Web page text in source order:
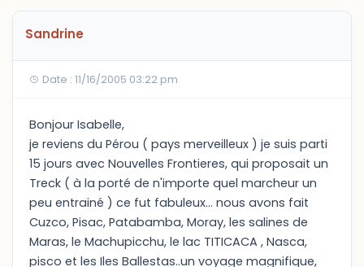
Sandrine
Date : 11/16/2005 03:22 pm
Bonjour Isabelle,
je reviens du Pérou ( pays merveilleux ) je suis parti
15 jours avec Nouvelles Frontieres, qui proposait un
Treck ( à la porté de n'importe quel marcheur un
peu entrainé ) ce fut fabuleux... nous avons fait
Cuzco, Pisac, Patabamba, Moray, les salines de
Maras, le Machupicchu, le lac TITICACA , Nasca,
pisco et les Iles Ballestas..un voyage magnifique,